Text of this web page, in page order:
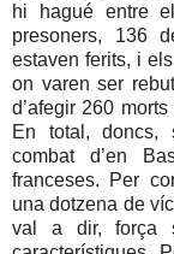
hi hagué entre
presoners, 136
estaven ferits, i
on varen ser
d’afegir 260
En total, doncs,
combat d’en
franceses. Per
una dotzena de
val a dir, força